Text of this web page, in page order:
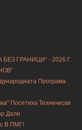
ГРАНИЦИ“ - 2026 Г.
Програма
Посетиха Технически
Дали
В ПМГ!